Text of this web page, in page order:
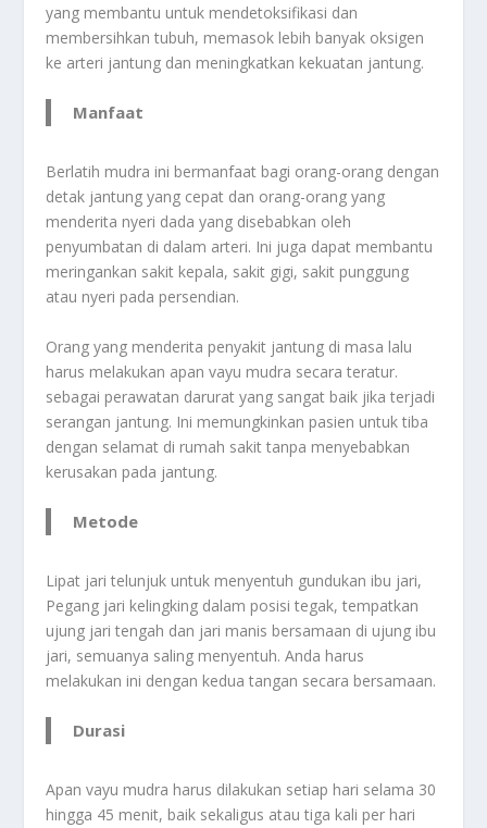
yang membantu untuk mendetoksifikasi dan
membersihkan tubuh, memasok lebih banyak oksigen
ke arteri jantung dan meningkatkan kekuatan jantung.
Manfaat
Berlatih mudra ini bermanfaat bagi orang-orang dengan
detak jantung yang cepat dan orang-orang yang
menderita nyeri dada yang disebabkan oleh
penyumbatan di dalam arteri. Ini juga dapat membantu
meringankan sakit kepala, sakit gigi, sakit punggung
atau nyeri pada persendian.
Orang yang menderita penyakit jantung di masa lalu
harus melakukan apan vayu mudra secara teratur.
sebagai perawatan darurat yang sangat baik jika terjadi
serangan jantung. Ini memungkinkan pasien untuk tiba
dengan selamat di rumah sakit tanpa menyebabkan
kerusakan pada jantung.
Metode
Lipat jari telunjuk untuk menyentuh gundukan ibu jari,
Pegang jari kelingking dalam posisi tegak, tempatkan
ujung jari tengah dan jari manis bersamaan di ujung ibu
jari, semuanya saling menyentuh. Anda harus
melakukan ini dengan kedua tangan secara bersamaan.
Durasi
Apan vayu mudra harus dilakukan setiap hari selama 30
hingga 45 menit, baik sekaligus atau tiga kali per hari